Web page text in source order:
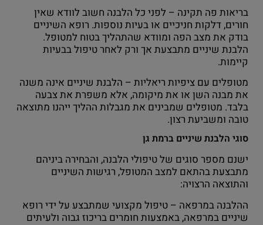
בריאות פה תקינה – לפני כל הלבנה חשוב לוודא שאין
חורים, דלקות חניכיים או בעיות נוספות. רופא השיניים
בודק את מצב הפה ומוודא שהתהליך בטוח למטופל.
הלבנת שיניים מתבצעת אך ורק לאחר טיפול בבעיות
קיימות.
מטופלים עם ציפיות ריאליות – הלבנת שיניים אינה משנה
את מבנה השן או את מיקומה, אלא משפרת את צבעה
בלבד. מטופלים שמבינים את מגבלות ההליך ייהנו מתוצאה
טובה ומשביעת רצון.
סוגי הלבנת שיניים ברמת גן
ישנם מספר סוגים של טיפולי הלבנה, והבחירה ביניהם
מתבצעת בהתאם למצב המטופל, רגישות השיניים
והתוצאה הרצויה:
ההלבנה במרפאה – טיפול מקצועי שמתבצע על ידי רופא
שיניים במרפאה, באמצעות חומרים בריכוז גבוה ולעיתים